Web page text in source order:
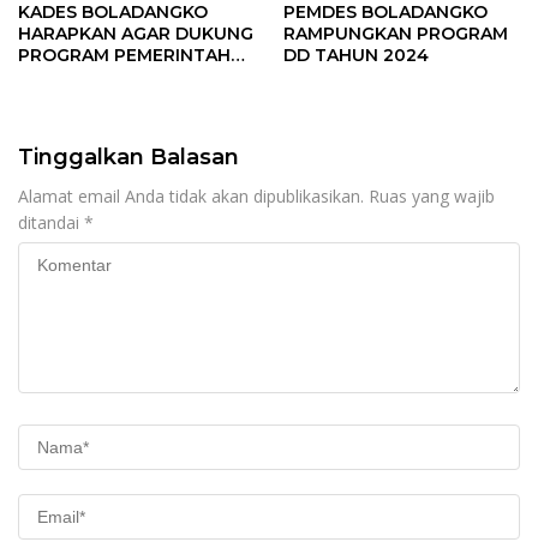
KADES BOLADANGKO
HARAPKAN AGAR DUKUNG
PROGRAM PEMERINTAH
PEMDES BOLADANGKO
RAMPUNGKAN PROGRAM
DD TAHUN 2024
Tinggalkan Balasan
Alamat email Anda tidak akan dipublikasikan. Ruas yang wajib
ditandai *